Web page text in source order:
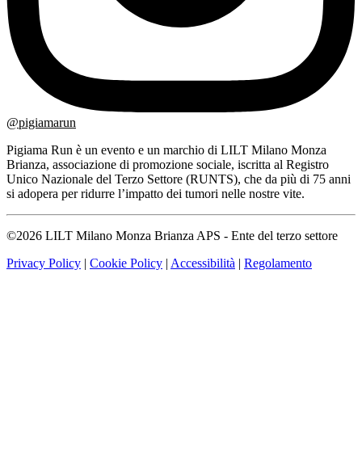
@pigiamarun
Pigiama Run è un evento e un marchio di LILT Milano Monza
Brianza, associazione di promozione sociale, iscritta al Registro
Unico Nazionale del Terzo Settore (RUNTS), che da più di 75 anni
si adopera per ridurre l’impatto dei tumori nelle nostre vite.
©2026 LILT Milano Monza Brianza APS - Ente del terzo settore
Privacy Policy | Cookie Policy | Accessibilità | Regolamento